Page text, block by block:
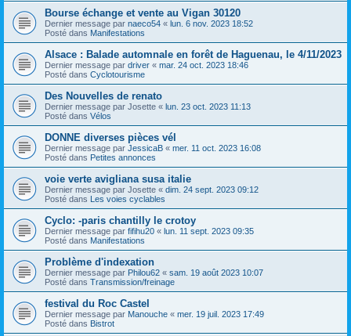
Bourse échange et vente au Vigan 30120
Dernier message par naeco54 « lun. 6 nov. 2023 18:52
Posté dans Manifestations
Alsace : Balade automnale en forêt de Haguenau, le 4/11/2023
Dernier message par driver « mar. 24 oct. 2023 18:46
Posté dans Cyclotourisme
Des Nouvelles de renato
Dernier message par Josette « lun. 23 oct. 2023 11:13
Posté dans Vélos
DONNE diverses pièces vél
Dernier message par JessicaB « mer. 11 oct. 2023 16:08
Posté dans Petites annonces
voie verte avigliana susa italie
Dernier message par Josette « dim. 24 sept. 2023 09:12
Posté dans Les voies cyclables
Cyclo: -paris chantilly le crotoy
Dernier message par fifihu20 « lun. 11 sept. 2023 09:35
Posté dans Manifestations
Problème d'indexation
Dernier message par Philou62 « sam. 19 août 2023 10:07
Posté dans Transmission/freinage
festival du Roc Castel
Dernier message par Manouche « mer. 19 juil. 2023 17:49
Posté dans Bistrot